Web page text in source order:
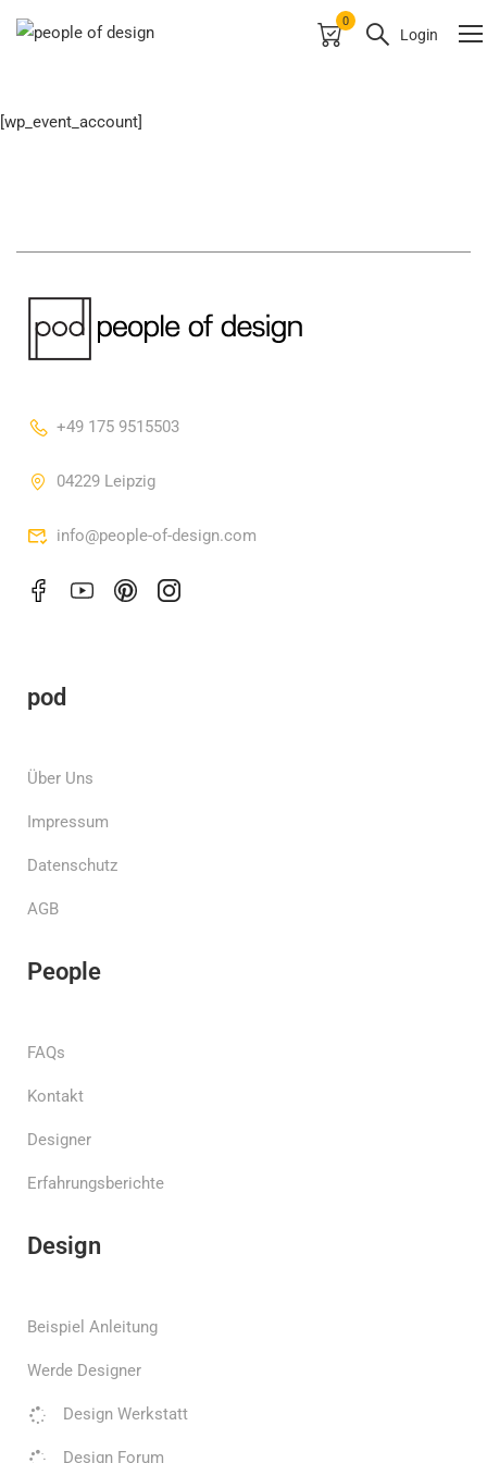
0
Login
[wp_event_account]
+49 175 9515503
04229 Leipzig
info@people-of-design.com
pod
Über Uns
Impressum
Datenschutz
AGB
People
FAQs
Kontakt
Designer
Erfahrungsberichte
Design
Beispiel Anleitung
Werde Designer
Design Werkstatt
Design Forum